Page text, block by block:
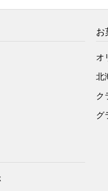
お
オ
北
ク
グ